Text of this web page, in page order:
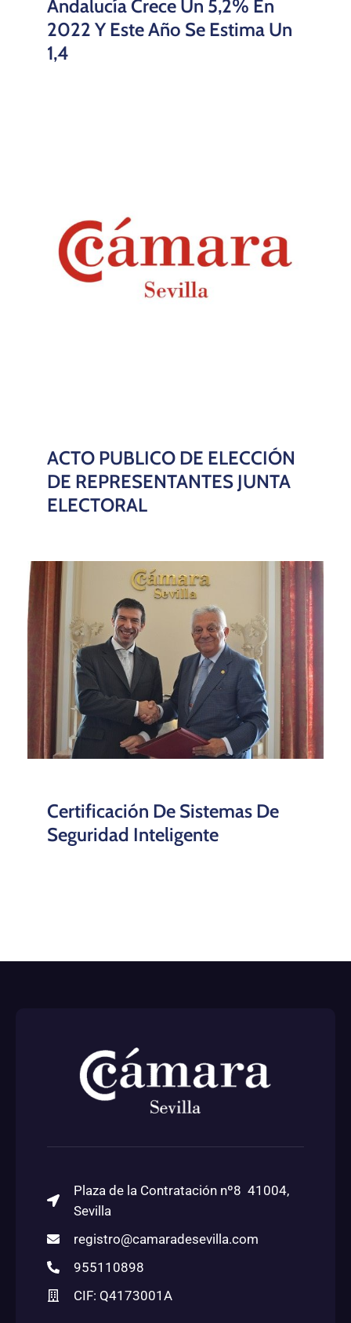
Andalucía Crece Un 5,2% En
2022 Y Este Año Se Estima Un
1,4
ACTO PUBLICO DE ELECCIÓN
DE REPRESENTANTES JUNTA
ELECTORAL
Certificación De Sistemas De
Seguridad Inteligente
Plaza de la Contratación nº8 41004,
Sevilla
registro@camaradesevilla.com
955110898
CIF: Q4173001A